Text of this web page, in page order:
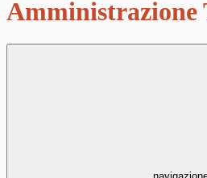
Amministrazione